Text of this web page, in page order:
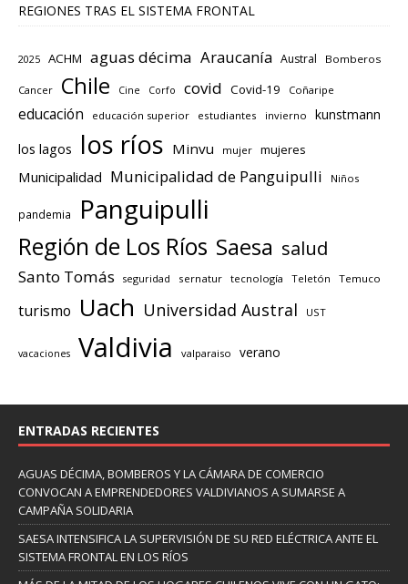
REGIONES TRAS EL SISTEMA FRONTAL
2025 ACHM aguas décima Araucanía Austral Bomberos
Cancer Chile Cine Corfo covid Covid-19 Coñaripe
educación educación superior estudiantes invierno kunstmann
los lagos los ríos Minvu mujer mujeres
Municipalidad Municipalidad de Panguipulli Niños
pandemia Panguipulli
Región de Los Ríos Saesa salud
Santo Tomás seguridad sernatur tecnología Teletón Temuco
turismo Uach Universidad Austral UST
vacaciones Valdivia valparaiso verano
ENTRADAS RECIENTES
AGUAS DÉCIMA, BOMBEROS Y LA CÁMARA DE COMERCIO
CONVOCAN A EMPRENDEDORES VALDIVIANOS A SUMARSE A
CAMPAÑA SOLIDARIA
SAESA INTENSIFICA LA SUPERVISIÓN DE SU RED ELÉCTRICA ANTE EL
SISTEMA FRONTAL EN LOS RÍOS